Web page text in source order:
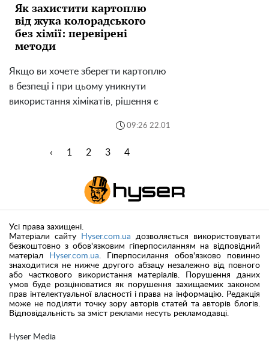
Як захистити картоплю
від жука колорадського
без хімії: перевірені
методи
Якщо ви хочете зберегти картоплю
в безпеці і при цьому уникнути
використання хімікатів, рішення є
09:26 22.01
‹ 1 2 3 4
Hyser Media
Усі права захищені.
Матеріали сайту
Hyser.com.ua дозволяється використовувати
безкоштовно з обов'язковим гіперпосиланням на відповідний
матеріал
Hyser.com.ua. Гіперпосилання обов'язково повинно
знаходитися не нижче другого абзацу незалежно від повного
або часткового використання матеріалів. Порушення даних
умов буде розцінюватися як порушення захищаемих законом
прав інтелектуальної власності і права на інформацію. Редакція
може не поділяти точку зору авторів статей та авторів блогів.
Відповідальність за зміст реклами несуть рекламодавці.